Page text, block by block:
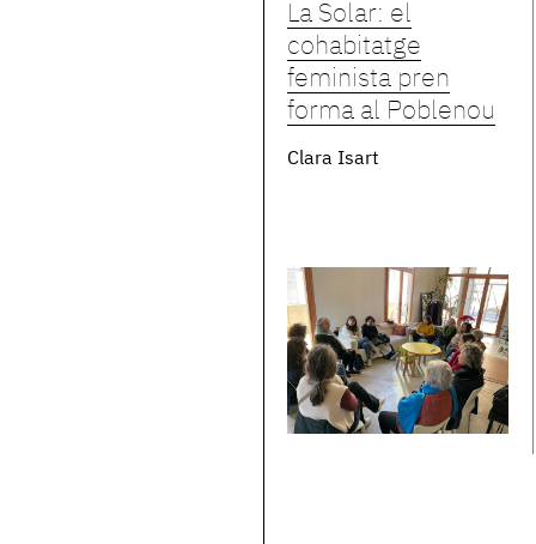
La Solar: el
cohabitatge
feminista pren
forma al Poblenou
Clara Isart